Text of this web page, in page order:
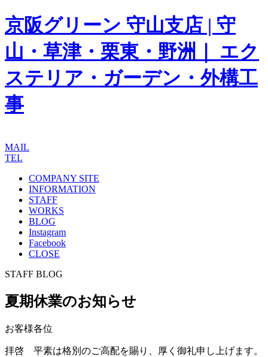
京阪グリーン 守山支店 | 守
山・草津・栗東・野洲｜ エク
ステリア・ガーデン・外構工
事
MAIL
TEL
COMPANY SITE
INFORMATION
STAFF
WORKS
BLOG
Instagram
Facebook
CLOSE
STAFF BLOG
夏期休業のお知らせ
お客様各位
拝啓 平素は格別のご高配を賜り、厚く御礼申し上げます。